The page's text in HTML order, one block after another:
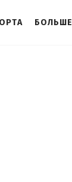
БОЛЬШЕ